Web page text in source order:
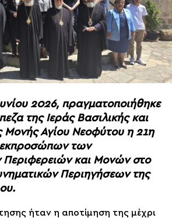
2026, πραγματοποιήθηκε
της Ιεράς Βασιλικής και
Μονής Αγίου Νεοφύτου η 21η
των
Περιφερειών και Μονών στο
Περιηγήσεων της
ήταν η αποτίμηση της μέχρι